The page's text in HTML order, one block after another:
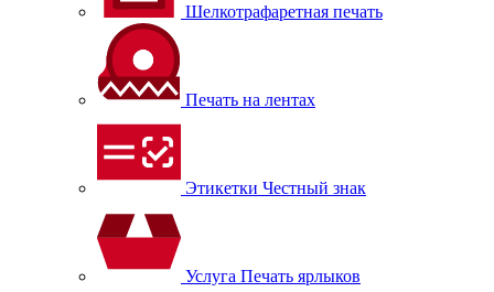
Шелкотрафаретная печать
Печать на лентах
Этикетки Честный знак
Услуга Печать ярлыков